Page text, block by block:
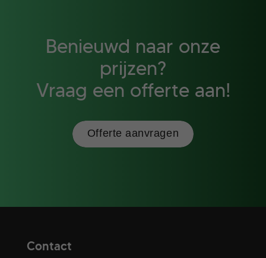
Benieuwd naar onze
prijzen?
Vraag een offerte aan!
Offerte aanvragen
Contact